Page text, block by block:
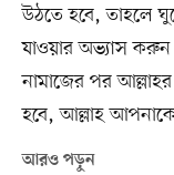
উঠতে হবে, তাহলে
যাওয়ার অভ্যাস
নামাজের পর
হবে, আল্লাহ
আরও পড়ুন